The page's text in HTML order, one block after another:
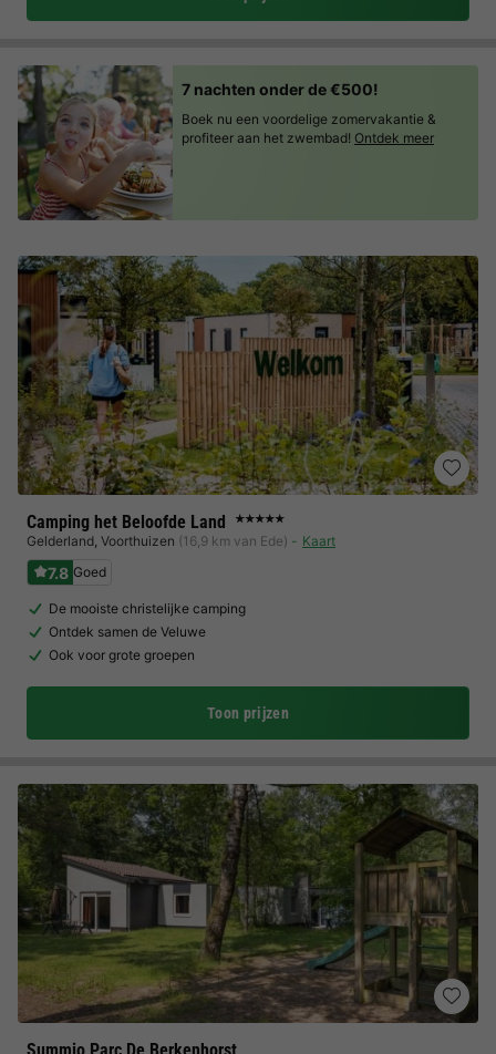
Camping het Beloofde Land ★★★★★
Gelderland, Voorthuizen (16,9 km van Ede) Kaart
7.8 Goed
De mooiste christelijke camping
Ontdek samen de Veluwe
Ook voor grote groepen
Toon prijzen
7 nachten onder de €500!
Boek nu een voordelige zomervakantie &
profiteer aan het zwembad! Ontdek meer